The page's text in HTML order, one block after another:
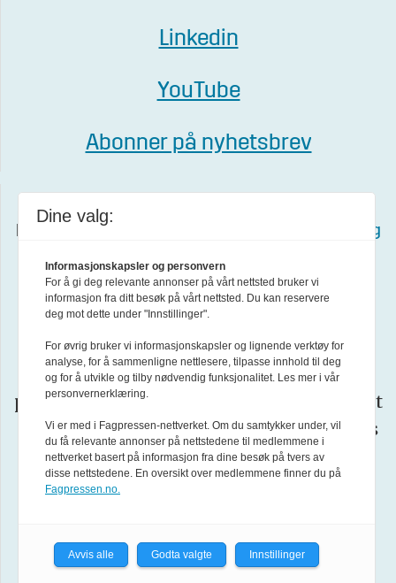
Linkedin
YouTube
Abonner på nyhetsbrev
Redaksjonen har en fri og uavhengig stilling i
henhold til
Lov om redaksjonell uavhengighet og
ansvar i redaktørstyrte medier
Redaktørplakaten.
Forsvarets forum arbeider etter
Vær
Varsom-plakatensregler for god
presseskikk. Den som mener seg rammet
av urettmessig medieomtale, oppfordres
til åta kontakt med redaksjonen
Presseforbund som behandler klager
Dine valg:
Informasjonskapsler og personvern
For å gi deg relevante annonser på vårt nettsted bruker vi
informasjon fra ditt besøk på vårt nettsted. Du kan reservere
deg mot dette under "Innstillinger".
For øvrig bruker vi informasjonskapsler og lignende verktøy for
analyse, for å sammenligne nettlesere, tilpasse innhold til deg
og for å utvikle og tilby nødvendig funksjonalitet. Les mer i vår
personvernerklæring.
Vi er med i Fagpressen-nettverket. Om du samtykker under, vil
du få relevante annonser på nettstedene til medlemmene i
nettverket basert på informasjon fra dine besøk på tvers av
disse nettstedene. En oversikt over medlemmene finner du på
Fagpressen.no.
Avvis alle Godta valgte Innstillinger